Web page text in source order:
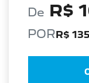
De R$
PORR$